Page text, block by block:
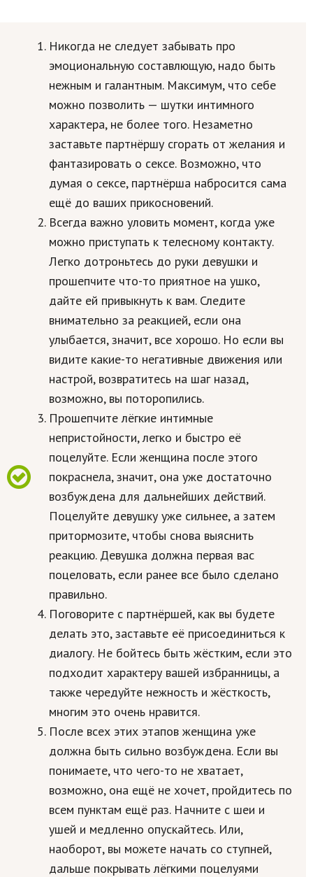
Никогда не следует забывать про
эмоциональную составлющую, надо быть
нежным и галантным. Максимум, что себе
можно позволить — шутки интимного
характера, не более того. Незаметно
заставьте партнёршу сгорать от желания и
фантазировать о сексе. Возможно, что
думая о сексе, партнёрша набросится сама
ещё до ваших прикосновений.
Всегда важно уловить момент, когда уже
можно приступать к телесному контакту.
Легко дотроньтесь до руки девушки и
прошепчите что-то приятное на ушко,
дайте ей привыкнуть к вам. Следите
внимательно за реакцией, если она
улыбается, значит, все хорошо. Но если вы
видите какие-то негативные движения или
настрой, возвратитесь на шаг назад,
возможно, вы поторопились.
Прошепчите лёгкие интимные
непристойности, легко и быстро её
поцелуйте. Если женщина после этого
покраснела, значит, она уже достаточно
возбуждена для дальнейших действий.
Поцелуйте девушку уже сильнее, а затем
притормозите, чтобы снова выяснить
реакцию. Девушка должна первая вас
поцеловать, если ранее все было сделано
правильно.
Поговорите с партнёршей, как вы будете
делать это, заставьте её присоединиться к
диалогу. Не бойтесь быть жёстким, если это
подходит характеру вашей избранницы, а
также чередуйте нежность и жёсткость,
многим это очень нравится.
После всех этих этапов женщина уже
должна быть сильно возбуждена. Если вы
понимаете, что чего-то не хватает,
возможно, она ещё не хочет, пройдитесь по
всем пунктам ещё раз. Начните с шеи и
ушей и медленно опускайтесь. Или,
наоборот, вы можете начать со ступней,
дальше покрывать лёгкими поцелуями